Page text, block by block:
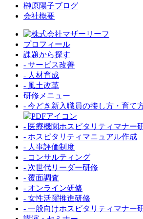
榊原陽子ブログ
会社概要
プロフィール
課題から探す
- サービス改善
- 人材育成
- 風土改革
研修メニュー
- 今どき新入職員の接し方・育て
- 医療機関ホスピタリティマナー
- ホスピタリティマニュアル作成
- 人事評価制度
- コンサルティング
- 次世代リーダー研修
- 覆面調査
- オンライン研修
- 女性活躍推進研修
- 一般向けホスピタリティマナー